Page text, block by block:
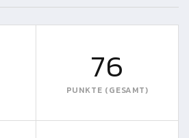
76
PUNKTE (GESAMT)